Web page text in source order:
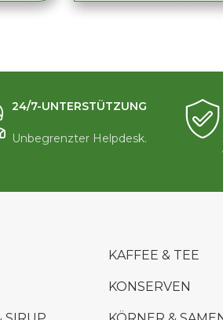
24/7-UNTERSTÜTZUNG
Unbegrenzter Helpdesk.
KAFFEE & TEE
KONSERVEN